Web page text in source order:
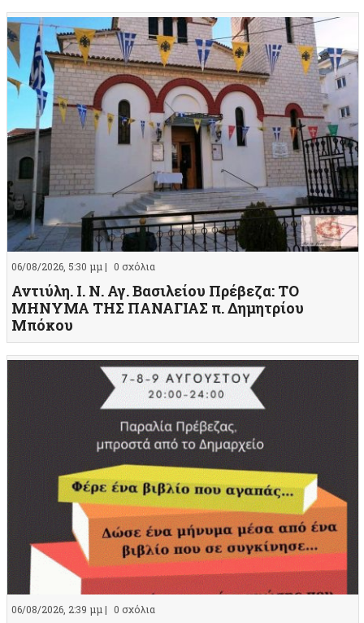
06/08/2026, 5:30 μμ | 0 σχόλια
Αντιύλη. Ι. Ν. Αγ. Βασιλείου Πρέβεζα: ΤΟ
ΜΗΝΥΜΑ ΤΗΣ ΠΑΝΑΓΙΑΣ π. Δημητρίου
Μπόκου
06/08/2026, 2:39 μμ | 0 σχόλια